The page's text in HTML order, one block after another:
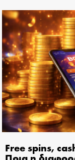
Free spins,
Ποια η